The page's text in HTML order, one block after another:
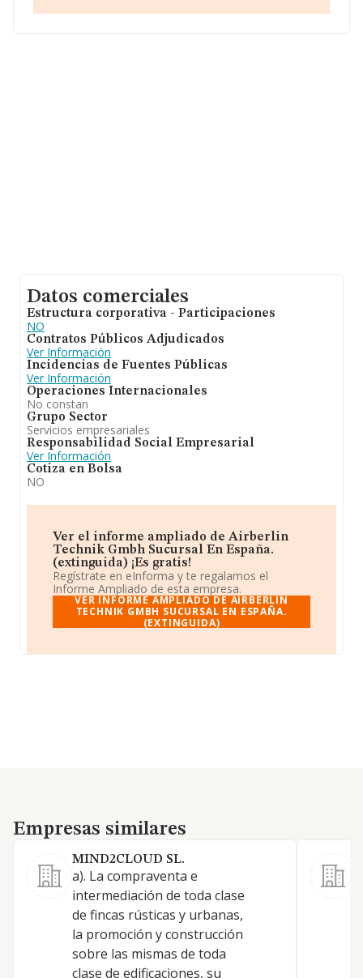
Datos comerciales
Estructura corporativa - Participaciones
NO
Contratos Públicos Adjudicados
Ver Información
Incidencias de Fuentes Públicas
Ver Información
Operaciones Internacionales
No constan
Grupo Sector
Servicios empresariales
Responsabilidad Social Empresarial
Ver Información
Cotiza en Bolsa
NO
Ver el informe ampliado de Airberlin
Technik Gmbh Sucursal En España.
(extinguida) ¡Es gratis!
Regístrate en eInforma y te regalamos el
Informe Ampliado de esta empresa.
VER INFORME AMPLIADO DE AIRBERLIN
TECHNIK GMBH SUCURSAL EN ESPAÑA.
(EXTINGUIDA)
Empresas similares
Empresas similares
MIND2CLOUD SL.
a). La compraventa e
intermediación de toda clase
de fincas rústicas y urbanas,
la promoción y construcción
sobre las mismas de toda
clase de edificaciones, su